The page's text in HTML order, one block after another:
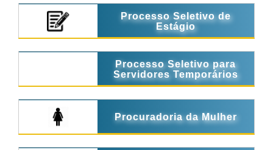
Processo Seletivo de
Estágio
Processo Seletivo para
Servidores Temporários
Procuradoria da Mulher